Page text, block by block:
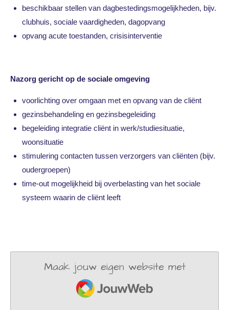
beschikbaar stellen van dagbestedingsmogelijkheden, bijv.
clubhuis, sociale vaardigheden, dagopvang
opvang acute toestanden, crisisinterventie
Nazorg gericht op de sociale omgeving
voorlichting over omgaan met en opvang van de cliënt
gezinsbehandeling en gezinsbegeleiding
begeleiding integratie cliënt in werk/studiesituatie,
woonsituatie
stimulering contacten tussen verzorgers van cliënten (bijv.
oudergroepen)
time-out mogelijkheid bij overbelasting van het sociale
systeem waarin de cliënt leeft
Maak jouw eigen website met
JouwWeb